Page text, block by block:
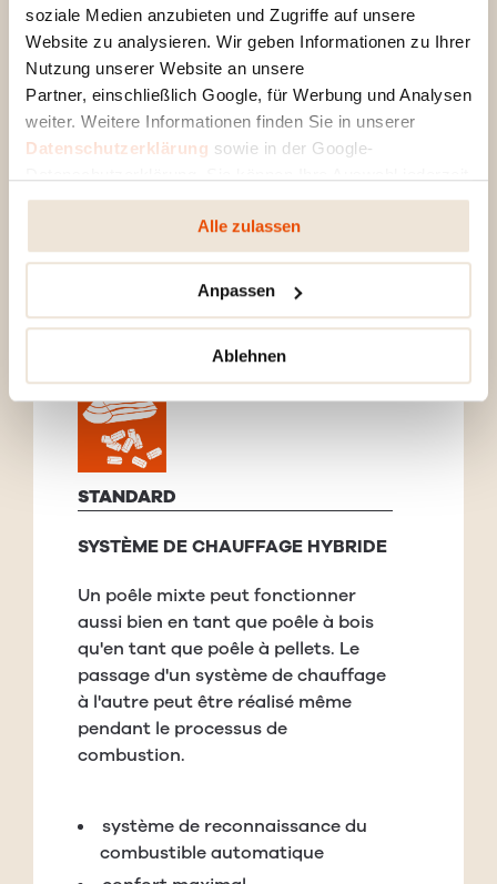
soziale Medien anzubieten und Zugriffe auf unsere
Website zu analysieren. Wir geben Informationen zu Ihrer
Nutzung unserer Website an unsere
Partner, einschließlich Google, für Werbung und Analysen
weiter. Weitere Informationen finden Sie in unserer
Datenschutzerklärung sowie in der Google-
ändern oder widerrufen.
Alle zulassen
Anpassen
Ablehnen
RIKA MULTIAIR
STANDARD
SYSTÈME DE CHAUFFAGE HYBRIDE
Un poêle mixte peut fonctionner
aussi bien en tant que poêle à bois
qu'en tant que poêle à pellets. Le
passage d'un système de chauffage
à l'autre peut être réalisé même
pendant le processus de
combustion.
système de reconnaissance du
combustible automatique